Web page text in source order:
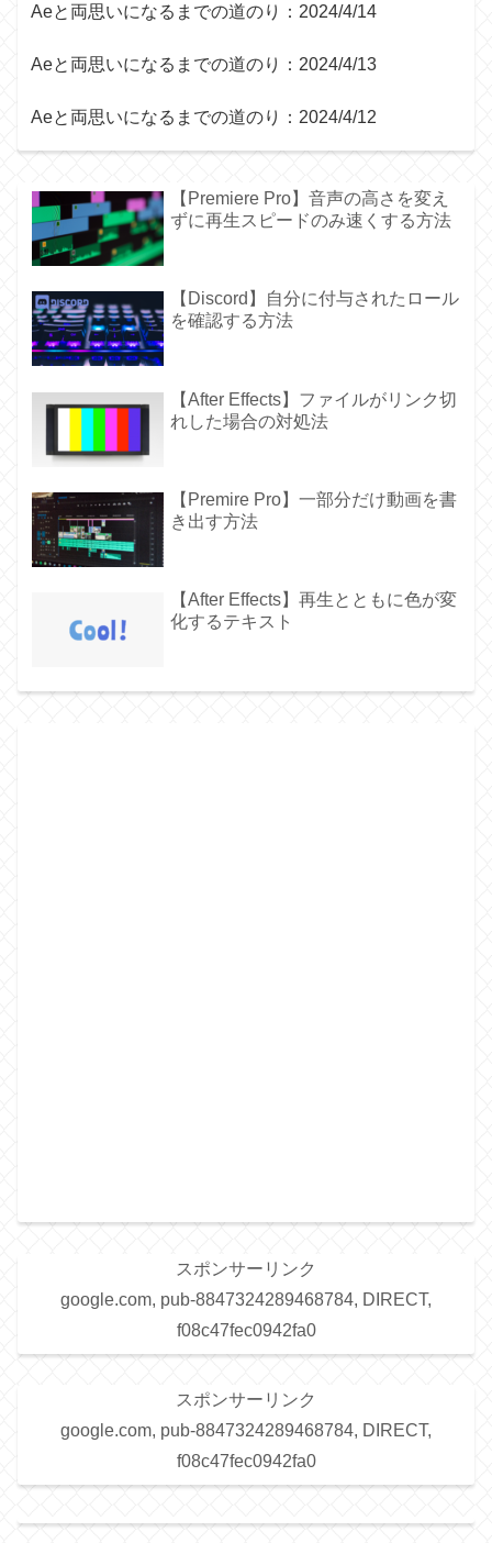
Aeと両思いになるまでの道のり：2024/4/14
Aeと両思いになるまでの道のり：2024/4/13
Aeと両思いになるまでの道のり：2024/4/12
【Premiere Pro】音声の高さを変え
ずに再生スピードのみ速くする方法
【Discord】自分に付与されたロール
を確認する方法
【After Effects】ファイルがリンク切
れした場合の対処法
【Premire Pro】一部分だけ動画を書
き出す方法
【After Effects】再生とともに色が変
化するテキスト
スポンサーリンク
google.com, pub-8847324289468784, DIRECT,
f08c47fec0942fa0
スポンサーリンク
google.com, pub-8847324289468784, DIRECT,
f08c47fec0942fa0